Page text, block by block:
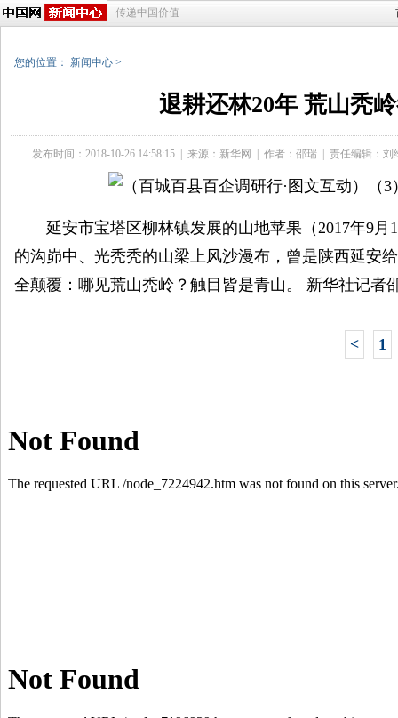
传递中国价值
您的位置： 新闻中心 >
退耕还林20年 荒山秃
发布时间：2018-10-26 14:58:15 来源： 新华网 作者：邵瑞 责任编辑：刘
延安市宝塔区柳林镇发展的山地苹果（2017年9
的沟峁中、光秃秃的山梁上风沙漫布，曾是陕西延安
全颠覆：哪见荒山秃岭？触目皆是青山。 新华社记者
< 1